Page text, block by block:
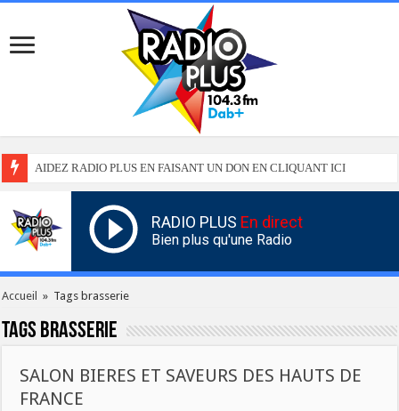
AIDEZ RADIO PLUS EN FAISANT UN DON EN CLIQUANT ICI
RADIO PLUS En direct
Bien plus qu'une Radio
Accueil » Tags brasserie
Tags brasserie
SALON BIERES ET SAVEURS DES HAUTS DE
FRANCE